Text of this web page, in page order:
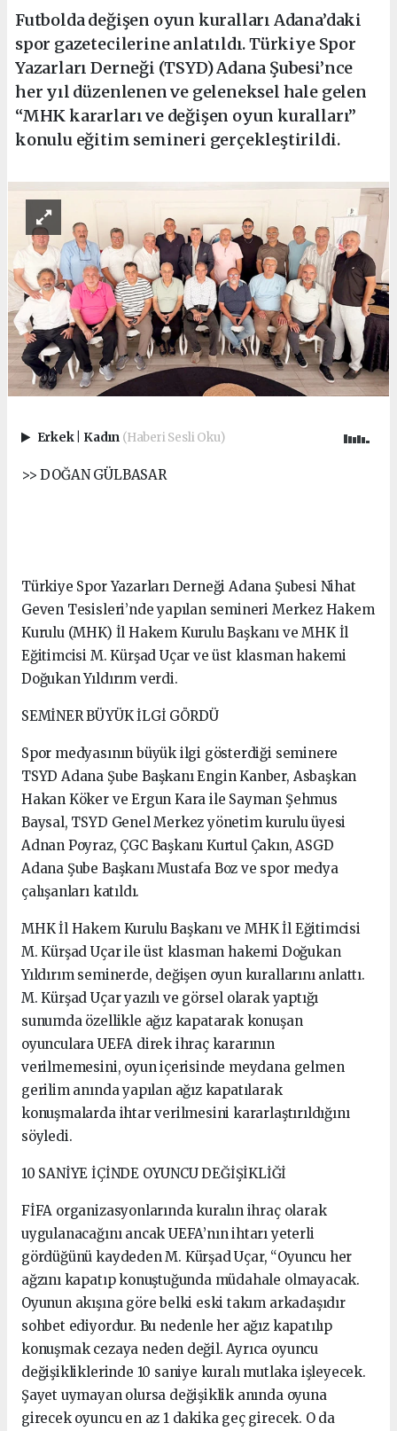
Futbolda değişen oyun kuralları Adana’daki
spor gazetecilerine anlatıldı. Türkiye Spor
Yazarları Derneği (TSYD) Adana Şubesi’nce
her yıl düzenlenen ve geleneksel hale gelen
“MHK kararları ve değişen oyun kuralları”
konulu eğitim semineri gerçekleştirildi.
Erkek Kadın (Haberi Sesli Oku)
>> DOĞAN GÜLBASAR
Türkiye Spor Yazarları Derneği Adana Şubesi Nihat
Geven Tesisleri’nde yapılan semineri Merkez Hakem
Kurulu (MHK) İl Hakem Kurulu Başkanı ve MHK İl
Eğitimcisi M. Kürşad Uçar ve üst klasman hakemi
Doğukan Yıldırım verdi.
SEMİNER BÜYÜK İLGİ GÖRDÜ
Spor medyasının büyük ilgi gösterdiği seminere
TSYD Adana Şube Başkanı Engin Kanber, Asbaşkan
Hakan Köker ve Ergun Kara ile Sayman Şehmus
Baysal, TSYD Genel Merkez yönetim kurulu üyesi
Adnan Poyraz, ÇGC Başkanı Kurtul Çakın, ASGD
Adana Şube Başkanı Mustafa Boz ve spor medya
çalışanları katıldı.
MHK İl Hakem Kurulu Başkanı ve MHK İl Eğitimcisi
M. Kürşad Uçar ile üst klasman hakemi Doğukan
Yıldırım seminerde, değişen oyun kurallarını anlattı.
M. Kürşad Uçar yazılı ve görsel olarak yaptığı
sunumda özellikle ağız kapatarak konuşan
oyunculara UEFA direk ihraç kararının
verilmemesini, oyun içerisinde meydana gelmen
gerilim anında yapılan ağız kapatılarak
konuşmalarda ihtar verilmesini kararlaştırıldığını
söyledi.
10 SANİYE İÇİNDE OYUNCU DEĞİŞİKLİĞİ
FİFA organizasyonlarında kuralın ihraç olarak
uygulanacağını ancak UEFA’nın ihtarı yeterli
gördüğünü kaydeden M. Kürşad Uçar, “Oyuncu her
ağzını kapatıp konuştuğunda müdahale olmayacak.
Oyunun akışına göre belki eski takım arkadaşıdır
sohbet ediyordur. Bu nedenle her ağız kapatılıp
konuşmak cezaya neden değil. Ayrıca oyuncu
değişikliklerinde 10 saniye kuralı mutlaka işleyecek.
Şayet uymayan olursa değişiklik anında oyuna
girecek oyuncu en az 1 dakika geç girecek. O da